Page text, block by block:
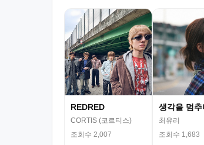
REDRED
CORTIS (코르티스)
조회수 2,007
생각을 멈추
최유리
조회수 1,683